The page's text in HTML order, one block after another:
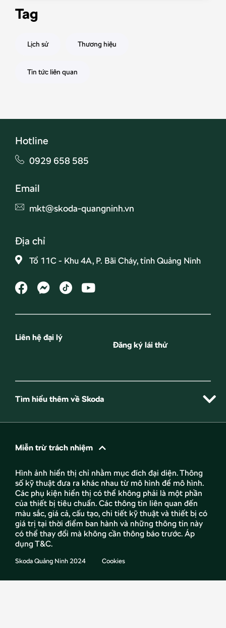
Tag
Lịch sử Thương hiệu
Tin tức liên quan
Hotline
0929 658 585
Email
mkt@skoda-quangninh.vn
Địa chỉ
Tổ 11C - Khu 4A, P. Bãi Cháy, tỉnh Quảng Ninh
Liên hệ đại lý
Đăng ký lái thử
Tìm hiểu thêm về Skoda
Miễn trừ trách nhiệm
Hình ảnh hiển thị chỉ nhằm mục đích đại diện. Thông
số kỹ thuật đưa ra khác nhau từ mô hình để mô hình.
Các phụ kiện hiển thị có thể không phải là một phần
của thiết bị tiêu chuẩn. Các thông tin liên quan đến
màu sắc, giá cả, cấu tạo, chi tiết kỹ thuật và thiết bị có
giá trị tại thời điểm ban hành và những thông tin này
có thể thay đổi mà không cần thông báo trước. Áp
dụng T&C.
Skoda Quảng Ninh 2024 Cookies